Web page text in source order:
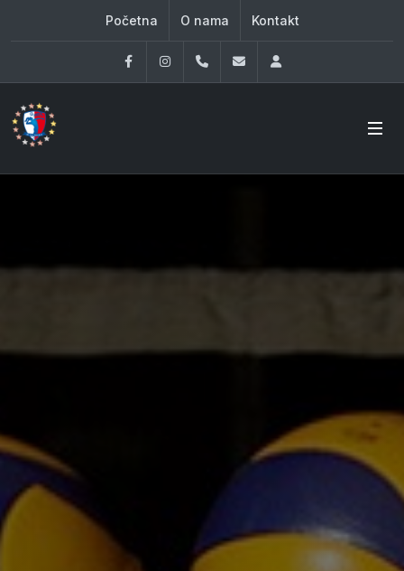
Početna O nama Kontakt
FacebookInstagram060 33 86 930